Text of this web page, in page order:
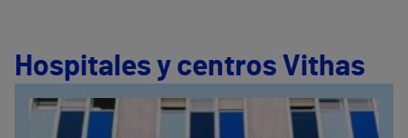
Hospitales y centros Vithas